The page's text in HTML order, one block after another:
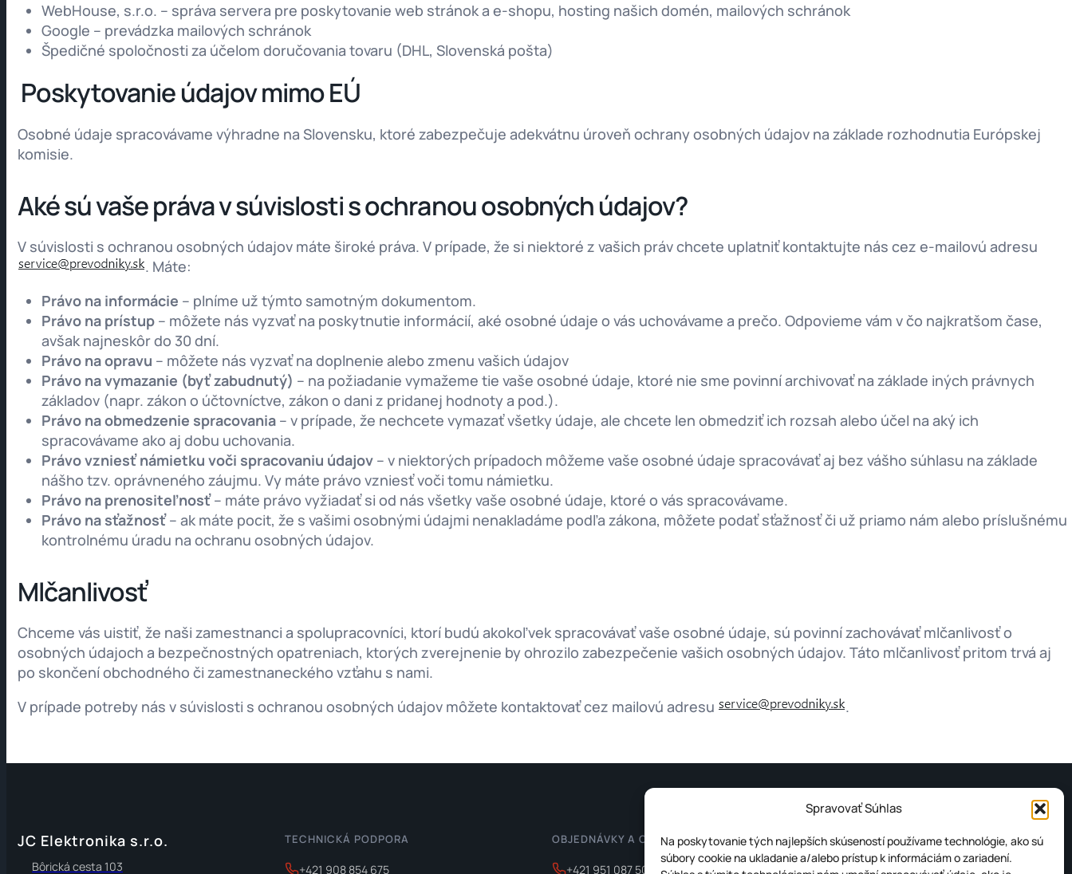
Spravovať Súhlas
Na poskytovanie tých najlepších skúseností používame technológie, ako sú
súbory cookie na ukladanie a/alebo prístup k informáciám o zariadení.
WebHouse, s.r.o. – správa servera pre poskytovanie web stránok a e-shopu, hosting našich domén, mailových schránok
Google – prevádzka mailových schránok
Špedičné spoločnosti za účelom doručovania tovaru (DHL, Slovenská pošta)
Poskytovanie údajov mimo EÚ
Osobné údaje spracovávame výhradne na Slovensku, ktoré zabezpečuje adekvátnu úroveň ochrany osobných údajov na základe rozhodnutia Európskej
komisie.
Aké sú vaše práva v súvislosti s ochranou osobných údajov?
V súvislosti s ochranou osobných údajov máte široké práva. V prípade, že si niektoré z vašich práv chcete uplatniť kontaktujte nás cez e-mailovú adresu
. Máte:
Právo na informácie – plníme už týmto samotným dokumentom.
Právo na prístup – môžete nás vyzvať na poskytnutie informácií, aké osobné údaje o vás uchovávame a prečo. Odpovieme vám v čo najkratšom čase,
avšak najneskôr do 30 dní.
Právo na opravu – môžete nás vyzvať na doplnenie alebo zmenu vašich údajov
Právo na vymazanie (byť zabudnutý) – na požiadanie vymažeme tie vaše osobné údaje, ktoré nie sme povinní archivovať na základe iných právnych
základov (napr. zákon o účtovníctve, zákon o dani z pridanej hodnoty a pod.).
Právo na obmedzenie spracovania – v prípade, že nechcete vymazať všetky údaje, ale chcete len obmedziť ich rozsah alebo účel na aký ich
spracovávame ako aj dobu uchovania.
Právo vzniesť námietku voči spracovaniu údajov – v niektorých prípadoch môžeme vaše osobné údaje spracovávať aj bez vášho súhlasu na základe
nášho tzv. oprávneného záujmu. Vy máte právo vzniesť voči tomu námietku.
Právo na prenositeľnosť– máte právo vyžiadať si od nás všetky vaše osobné údaje, ktoré o vás spracovávame.
Právo na sťažnosť– ak máte pocit, že s vašimi osobnými údajmi nenakladáme podľa zákona, môžete podať sťažnosť či už priamo nám alebo príslušnému
kontrolnému úradu na ochranu osobných údajov.
Mlčanlivosť
Chceme vás uistiť, že naši zamestnanci a spolupracovníci, ktorí budú akokoľvek spracovávať vaše osobné údaje, sú povinní zachovávať mlčanlivosť o
osobných údajoch a bezpečnostných opatreniach, ktorých zverejnenie by ohrozilo zabezpečenie vašich osobných údajov. Táto mlčanlivosť pritom trvá aj
po skončení obchodného či zamestnaneckého vzťahu s nami.
V prípade potreby nás v súvislosti s ochranou osobných údajov môžete kontaktovať cez mailovú adresu
.
JC Elektronika s.r.o.
Bôrická cesta 103
TECHNICKÁ PODPORA
+421 908 854 675
OBJEDNÁVKY A CENOVÉ PONUKY
+421 951 087 505
INFORMÁCIE
Ochrana osobných údajov